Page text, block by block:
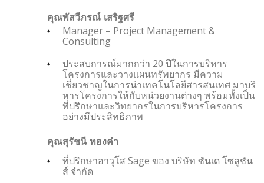
คุณพัสวีภรณ์ เสริฐศรี
Manager – Project Management &
Consulting
ประสบการณ์มากกว่า 20 ปีในการบริหาร
โครงการและวางแผนทรัพยากร มีความ
เชี่ยวชาญในการนำเทคโนโลยีสารสนเทศ มาบริ
หารโครงการให้กับหน่วยงานต่างๆ พร้อมทั้งเป็น
ที่ปรึกษาและวิทยากรในการบริหารโครงการ
อย่างมีประสิทธิภาพ
คุณสุรัชนี ทองคำ
ที่ปรึกษาอาวุโส Sage ของ บริษัท ซันเด โซลูชัน
ส์ จำกัด